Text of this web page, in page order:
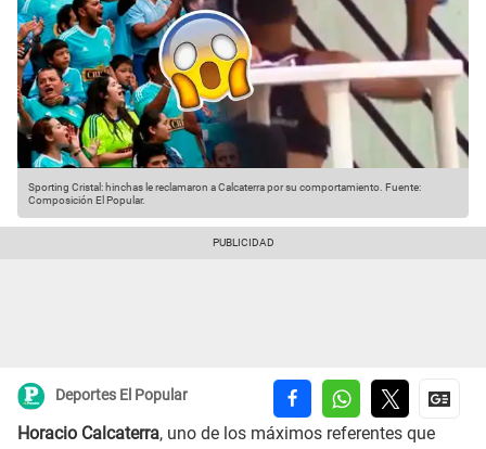
Sporting Cristal: hinchas le reclamaron a Calcaterra por su comportamiento. Fuente:
Composición El Popular.
Deportes El Popular
Horacio Calcaterra, uno de los máximos referentes que